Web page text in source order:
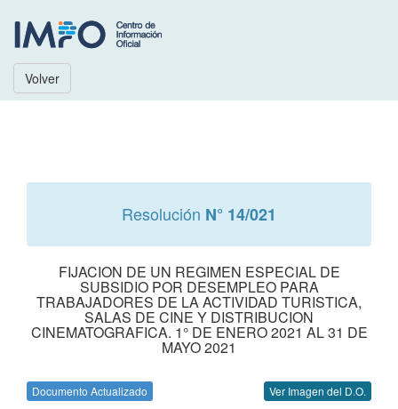
Volver
Resolución N° 14/021
FIJACION DE UN REGIMEN ESPECIAL DE
SUBSIDIO POR DESEMPLEO PARA
TRABAJADORES DE LA ACTIVIDAD TURISTICA,
SALAS DE CINE Y DISTRIBUCION
CINEMATOGRAFICA. 1° DE ENERO 2021 AL 31 DE
MAYO 2021
Documento Actualizado Ver Imagen del D.O.